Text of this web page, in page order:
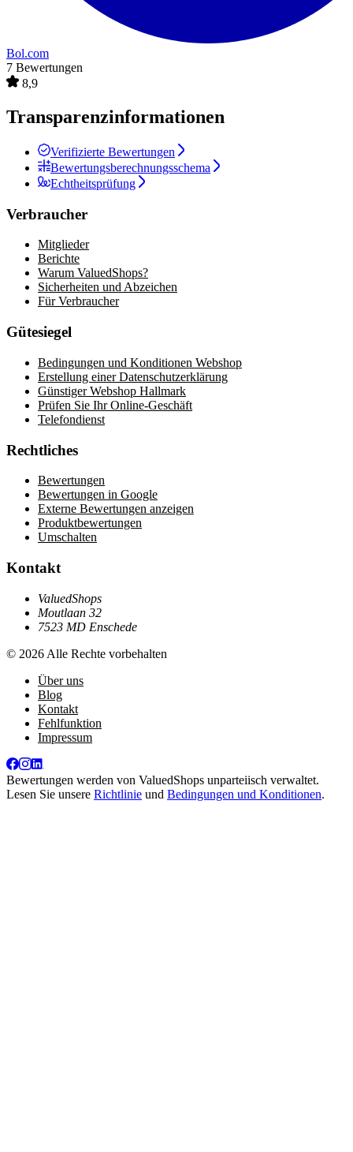
Bol.com
7 Bewertungen
8,9
Transparenzinformationen
Verifizierte Bewertungen
Bewertungsberechnungsschema
Echtheitsprüfung
Verbraucher
Mitglieder
Berichte
Warum ValuedShops?
Sicherheiten und Abzeichen
Für Verbraucher
Gütesiegel
Bedingungen und Konditionen Webshop
Erstellung einer Datenschutzerklärung
Günstiger Webshop Hallmark
Prüfen Sie Ihr Online-Geschäft
Telefondienst
Rechtliches
Bewertungen
Bewertungen in Google
Externe Bewertungen anzeigen
Produktbewertungen
Umschalten
Kontakt
ValuedShops
Moutlaan 32
7523 MD Enschede
© 2026 Alle Rechte vorbehalten
Über uns
Blog
Kontakt
Fehlfunktion
Impressum
Bewertungen werden von ValuedShops unparteiisch verwaltet.
Lesen Sie unsere Richtlinie und Bedingungen und Konditionen.